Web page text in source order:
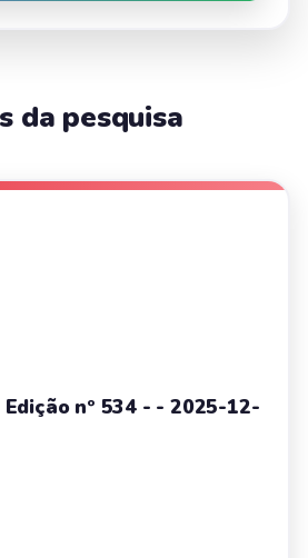
da pesquisa
nº 534 - - 2025-12-